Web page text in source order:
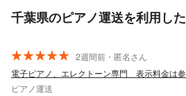
千葉県のピアノ運送を利用し
2週間前・匿名さん
ピアノ運送